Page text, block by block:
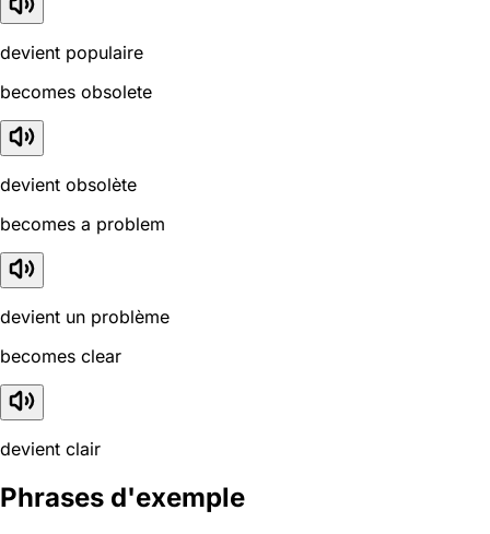
devient populaire
becomes obsolete
devient obsolète
becomes a problem
devient un problème
becomes clear
devient clair
Phrases d'exemple